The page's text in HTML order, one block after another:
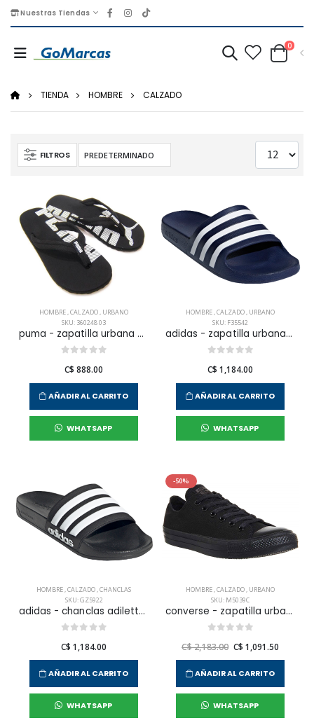
Nuestras Tiendas
0
TIENDA HOMBRE CALZADO
FILTROS
HOMBRE,CALZADO, URBANO
SKU: 360248 03
puma - zapatilla urbana epic flip v2 para hombre
C$ 888.00
AÑADIR AL CARRITO
WHATSAPP
HOMBRE,CALZADO, URBANO
SKU: F35542
adidas - zapatilla urbana adilette aqua para hombre
C$ 1,184.00
AÑADIR AL CARRITO
WHATSAPP
HOMBRE,CALZADO,CHANCLAS
SKU: GZ5922
adidas - chanclas adilette shower para hombre
C$ 1,184.00
AÑADIR AL CARRITO
WHATSAPP
-50%
HOMBRE,CALZADO, URBANO
SKU: M5039C
converse - zapatilla urbana chuck taylor all star core ox para hombre
C$ 2,183.00 C$ 1,091.50
AÑADIR AL CARRITO
WHATSAPP